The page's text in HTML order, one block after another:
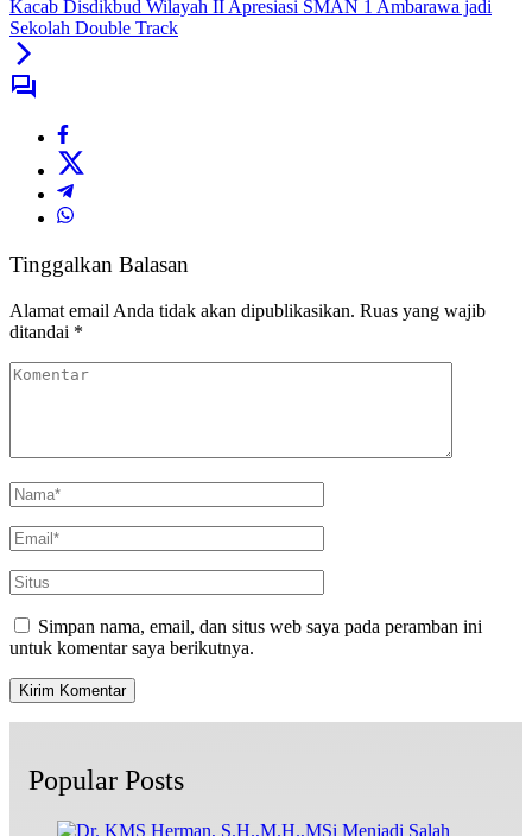
Kacab Disdikbud Wilayah II Apresiasi SMAN 1 Ambarawa jadi
Sekolah Double Track
Tinggalkan Balasan
Alamat email Anda tidak akan dipublikasikan. Ruas yang wajib
ditandai *
Simpan nama, email, dan situs web saya pada peramban ini
untuk komentar saya berikutnya.
Popular Posts